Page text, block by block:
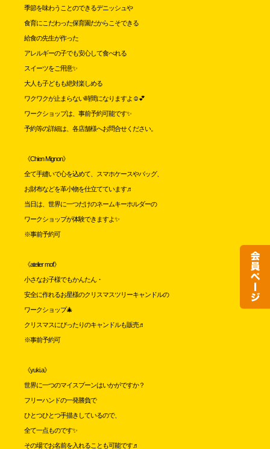
季節を味わうことのできるデニッシュや
食育にこだわった保育園だからこそできる
給食の先生が作った
アレルギーの子でも安心して食べれる
スイーツをご用意✨
大人も子どもも絶対楽しめる
ワクワクが止まらない時間になりますよ☺️💕
ワークショップは、事前予約可能です✨
予約等の詳細は、各店舗様へお問合せください。
《Chien Mignon》
全て手縫いで心を込めて、スマホケースやバッグ、
お財布などを革小物を仕立てています♬
当日は、世界に一つだけのネームキーホルダーの
ワークショップが体験できますよ✨
※事前予約可
《atelier mof》
小さなお子様でもかんたん・
安全に作れるお星様のクリスマスツリーキャンドルの
ワークショップ🎄
クリスマスにぴったりのキャンドルも販売♬
※事前予約可
《yuki.a》
世界に一つのマイスプーンはいかがですか？
フリーハンドの一発勝負で
ひとつひとつ手描きしているので、
全て一点ものです✨
その場でお名前を入れることも可能です♬